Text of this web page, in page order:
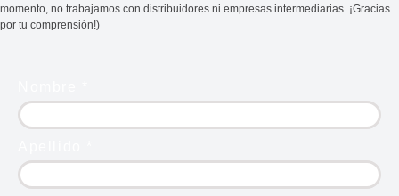
momento, no trabajamos con distribuidores ni empresas intermediarias. ¡Gracias
por tu comprensión!)